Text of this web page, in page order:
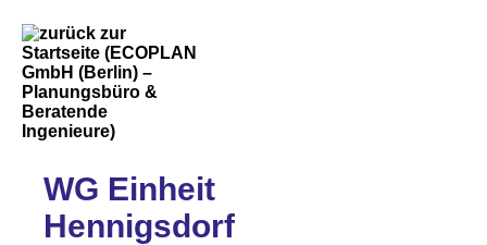
WG Einheit
Hennigsdorf